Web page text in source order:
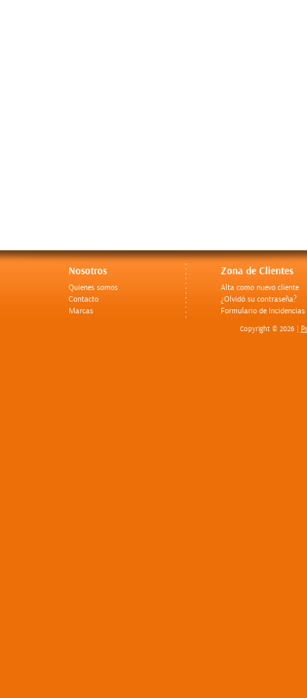
Nosotros
Quienes somos
Contacto
Marcas
Zona de Clientes
Alta como nuevo cliente
¿Olvidó su contraseña?
Formulario de Incidencias
Copyright © 2026 |